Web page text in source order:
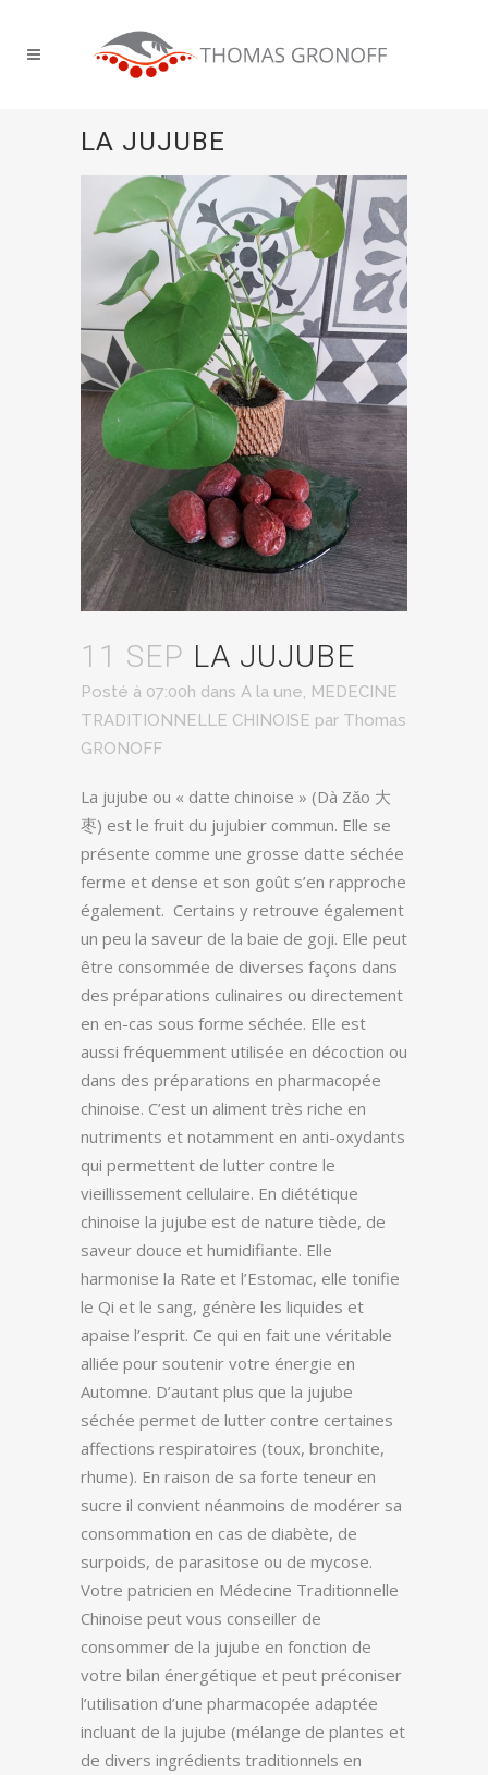
LA JUJUBE
11 SEP LA JUJUBE
Posté à 07:00h dans A la une, MEDECINE
TRADITIONNELLE CHINOISE par Thomas
GRONOFF
La jujube ou « datte chinoise » (Dà Zǎo 大
枣) est le fruit du jujubier commun. Elle se
présente comme une grosse datte séchée
ferme et dense et son goût s’en rapproche
également. Certains y retrouve également
un peu la saveur de la baie de goji. Elle peut
être consommée de diverses façons dans
des préparations culinaires ou directement
en en-cas sous forme séchée. Elle est
aussi fréquemment utilisée en décoction ou
dans des préparations en pharmacopée
chinoise. C’est un aliment très riche en
nutriments et notamment en anti-oxydants
qui permettent de lutter contre le
vieillissement cellulaire. En diététique
chinoise la jujube est de nature tiède, de
saveur douce et humidifiante. Elle
harmonise la Rate et l’Estomac, elle tonifie
le Qi et le sang, génère les liquides et
apaise l’esprit. Ce qui en fait une véritable
alliée pour soutenir votre énergie en
Automne. D’autant plus que la jujube
séchée permet de lutter contre certaines
affections respiratoires (toux, bronchite,
rhume). En raison de sa forte teneur en
sucre il convient néanmoins de modérer sa
consommation en cas de diabète, de
surpoids, de parasitose ou de mycose.
Votre patricien en Médecine Traditionnelle
Chinoise peut vous conseiller de
consommer de la jujube en fonction de
votre bilan énergétique et peut préconiser
l’utilisation d’une pharmacopée adaptée
incluant de la jujube (mélange de plantes et
de divers ingrédients traditionnels en